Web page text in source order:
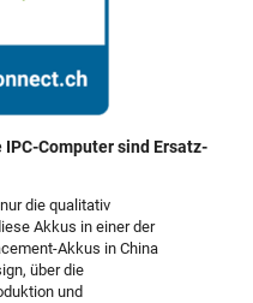
Computer sind Ersatz-
die qualitativ
Akkus in einer der
Akkus in China
über die
und